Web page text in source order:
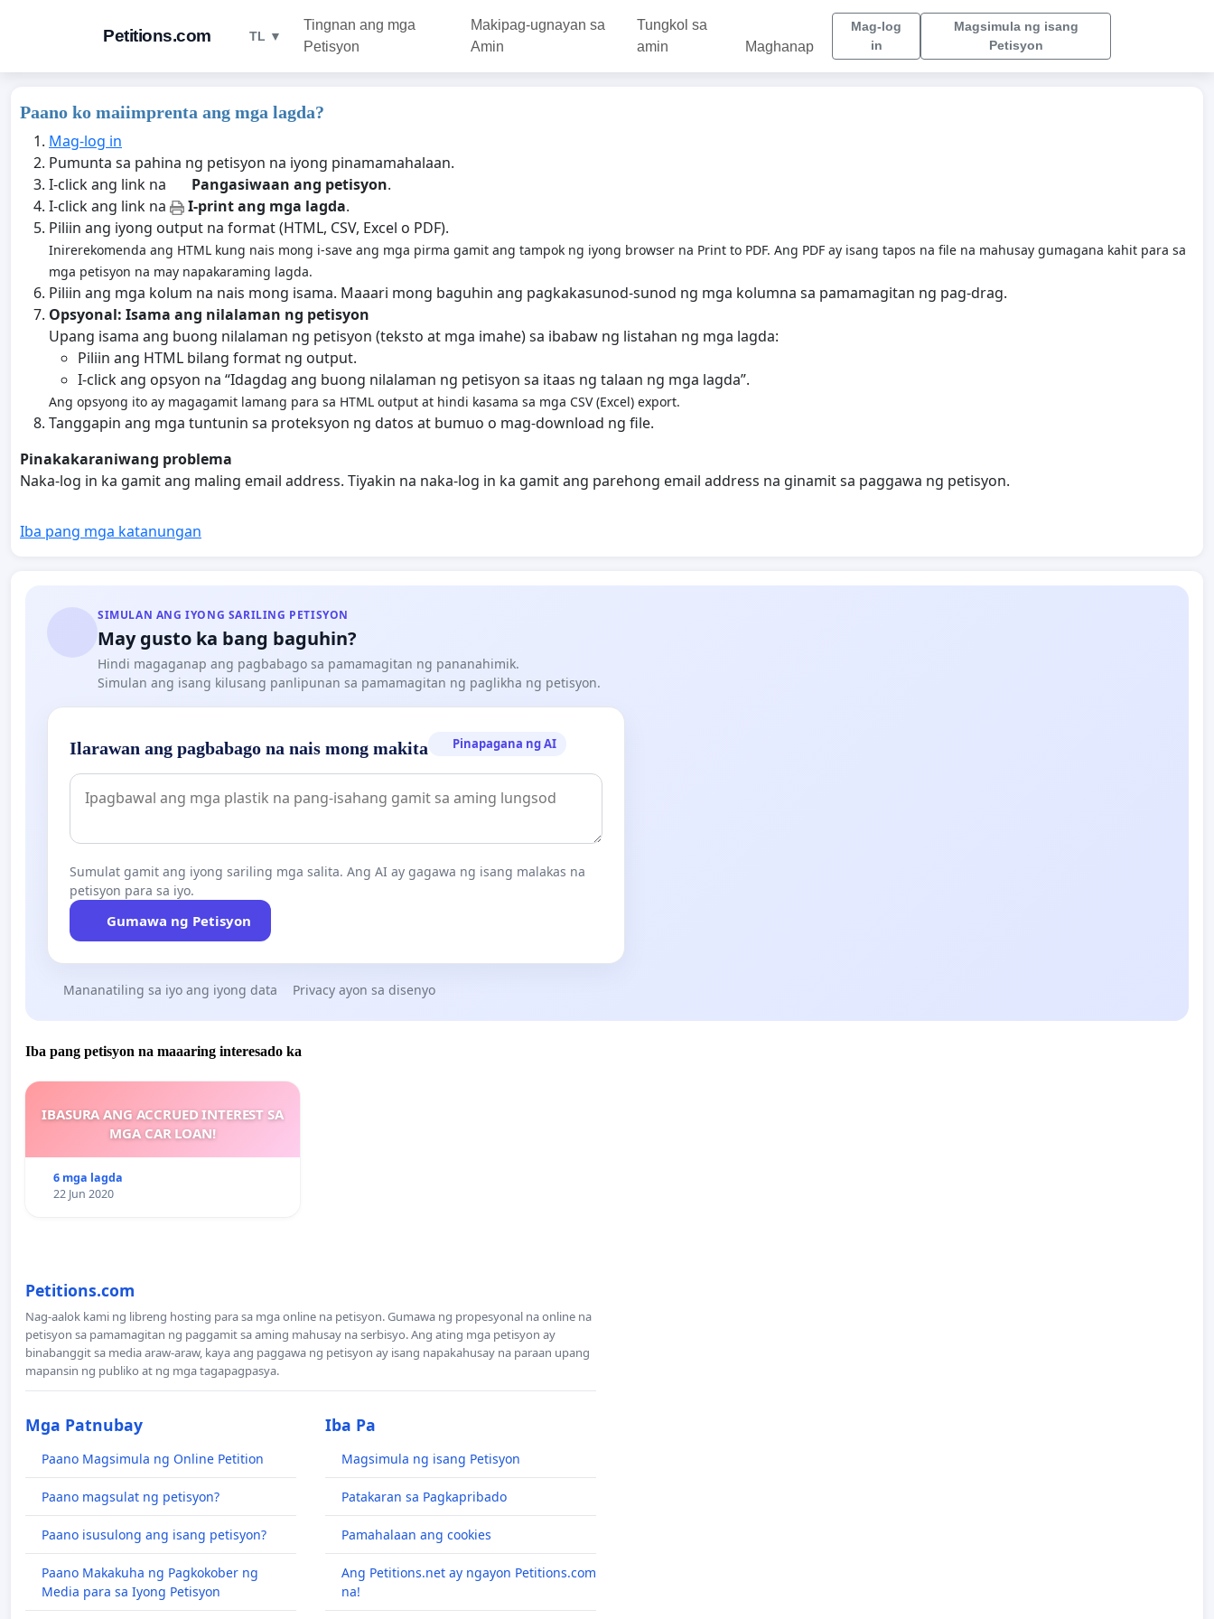
Petitions.com TL ▼
Tingnan ang mga
Petisyon
Makipag-ugnayan sa
Amin
Tungkol sa
amin
Maghanap
Mag-log
in
Magsimula ng isang
Petisyon
Paano ko maiimprenta ang mga lagda?
Mag-log in
Pumunta sa pahina ng petisyon na iyong pinamamahalaan.
I-click ang link na
Pangasiwaan ang petisyon.
I-click ang link na
I-print ang mga lagda.
Piliin ang iyong output na format (HTML, CSV, Excel o PDF).
Inirerekomenda ang HTML kung nais mong i-save ang mga pirma gamit ang tampok ng iyong browser na Print to PDF. Ang PDF ay isang tapos na file na mahusay gumagana kahit para sa
mga petisyon na may napakaraming lagda.
Piliin ang mga kolum na nais mong isama. Maaari mong baguhin ang pagkakasunod-sunod ng mga kolumna sa pamamagitan ng pag-drag.
Opsyonal: Isama ang nilalaman ng petisyon
Upang isama ang buong nilalaman ng petisyon (teksto at mga imahe) sa ibabaw ng listahan ng mga lagda:
Piliin ang HTML bilang format ng output.
I-click ang opsyon na “Idagdag ang buong nilalaman ng petisyon sa itaas ng talaan ng mga lagda”.
Ang opsyong ito ay magagamit lamang para sa HTML output at hindi kasama sa mga CSV (Excel) export.
Tanggapin ang mga tuntunin sa proteksyon ng datos at bumuo o mag-download ng file.
Pinakakaraniwang problema
Naka-log in ka gamit ang maling email address. Tiyakin na naka-log in ka gamit ang parehong email address na ginamit sa paggawa ng petisyon.
Iba pang mga katanungan
SIMULAN ANG IYONG SARILING PETISYON
May gusto ka bang baguhin?
Hindi magaganap ang pagbabago sa pamamagitan ng pananahimik.
Simulan ang isang kilusang panlipunan sa pamamagitan ng paglikha ng petisyon.
Ilarawan ang pagbabago na nais mong makita Pinapagana ng AI
Sumulat gamit ang iyong sariling mga salita. Ang AI ay gagawa ng isang malakas na
petisyon para sa iyo.
Gumawa ng Petisyon
Mananatiling sa iyo ang iyong data Privacy ayon sa disenyo
Iba pang petisyon na maaaring interesado ka
IBASURA ANG ACCRUED INTEREST SA
MGA CAR LOAN!
6 mga lagda
22 Jun 2020
Petitions.com
Nag-aalok kami ng libreng hosting para sa mga online na petisyon. Gumawa ng propesyonal na online na
petisyon sa pamamagitan ng paggamit sa aming mahusay na serbisyo. Ang ating mga petisyon ay
binabanggit sa media araw-araw, kaya ang paggawa ng petisyon ay isang napakahusay na paraan upang
mapansin ng publiko at ng mga tagapagpasya.
Mga Patnubay
Paano Magsimula ng Online Petition
Paano magsulat ng petisyon?
Paano isusulong ang isang petisyon?
Paano Makakuha ng Pagkokober ng
Media para sa Iyong Petisyon
Iba Pa
Magsimula ng isang Petisyon
Patakaran sa Pagkapribado
Pamahalaan ang cookies
Ang Petitions.net ay ngayon Petitions.com
na!